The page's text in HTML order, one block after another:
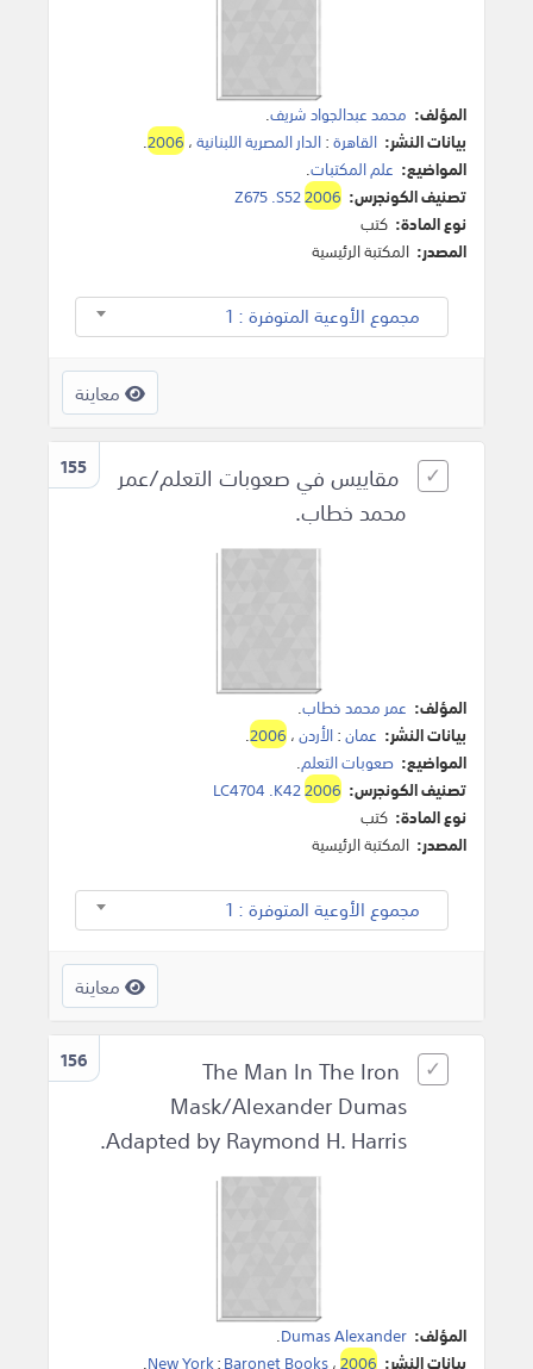
المؤلف: محمد عبدالجواد شريف.
بيانات النشر: القاهرة:الدار المصرية اللبنانية،2006
.
المواضيع: علم المكتبات.
تصنيف الكونجرس:
Z675 .S522006
نوع المادة: كتب
المصدر: المكتبة الرئيسية
مجموع الأوعية المتوفرة : 1
معاينة
155
مقاييس في صعوبات التعلم/عمر
محمد خطاب.
المؤلف: عمر محمد خطاب.
بيانات النشر: عمان:الأردن،2006
.
المواضيع: صعوبات التعلم.
تصنيف الكونجرس:
LC4704 .K422006
نوع المادة: كتب
المصدر: المكتبة الرئيسية
مجموع الأوعية المتوفرة : 1
معاينة
156
The Man In The Iron
Mask/Alexander Dumas
Adapted by Raymond H. Harris.
المؤلف: Dumas Alexander
.
بيانات النشر:
New York:Baronet Books،2006
.